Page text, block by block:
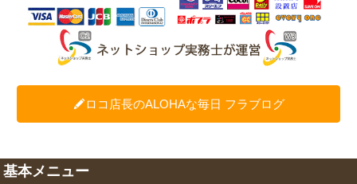
ロコ店長のALOHAな毎日 フラブログ
基本メニュー